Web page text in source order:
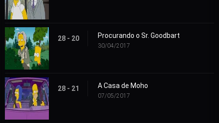
28 - 20 Procurando o Sr. Goodbart
30/04/2017
28 - 21 A Casa de Moho
07/05/2017